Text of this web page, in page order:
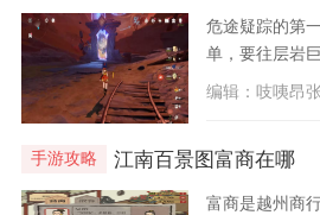
危途疑踪的第
单，要往层岩
编辑：吱咦昂张
手游攻略 江南百景图富商在哪
富商是越州商